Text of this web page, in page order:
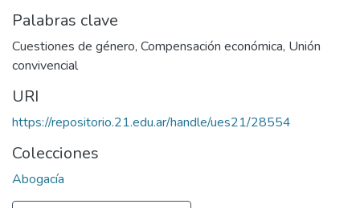
Palabras clave
Cuestiones de género, Compensación económica, Unión
convivencial
URI
https://repositorio.21.edu.ar/handle/ues21/28554
Colecciones
Abogacía